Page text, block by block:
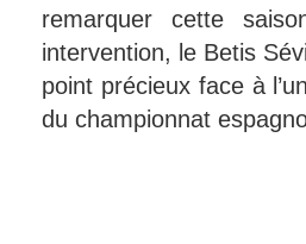
remarquer cette
intervention, le Betis
point précieux face à
du championnat